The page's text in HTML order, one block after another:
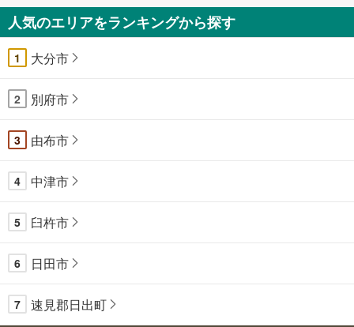
人気のエリアをランキングから探す
1 大分市
2 別府市
3 由布市
4 中津市
5 臼杵市
6 日田市
7 速見郡日出町